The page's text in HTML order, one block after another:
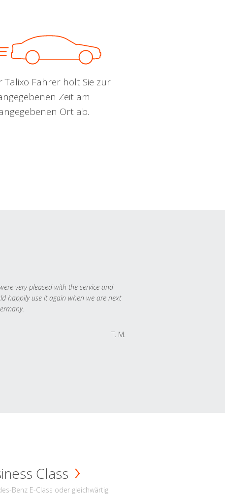
Talixo Fahrer holt Sie zur
Zeit am
Ort ab.
very pleased with the service and
happily use it again when we are next
T. M.
Class
Benz E-Class oder gleichwärtig